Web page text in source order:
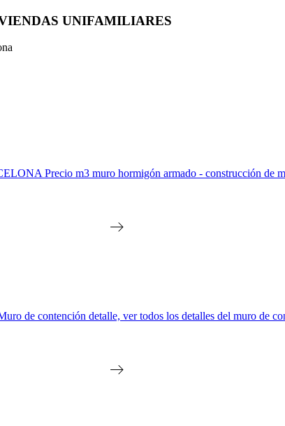
UNIFAMILIARES
Precio m3 muro hormigón armado - construcción de
contención detalle, ver todos los detalles del muro de